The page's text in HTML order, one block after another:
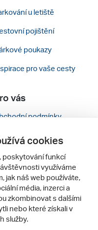
u letiště
pojištění
poukazy
pro vaše cesty
vás
podmínky
cookies
verze webu
cookies
poskytování funkcí
využíváme
jak náš web používáte,
média, inzerci a
zkombinovat s dalšími
nebo které získali v
služby.